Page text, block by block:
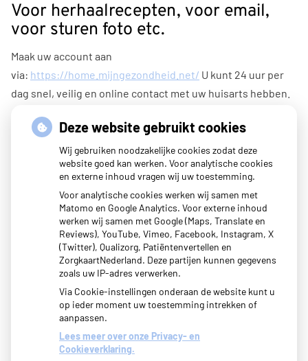
Voor herhaalrecepten, voor email,
voor sturen foto etc.
Maak uw account aan
via: https://home.mijngezondheid.net/ U kunt 24 uur per
dag snel, veilig en online contact met uw huisarts hebben.
U kunt online afspraken maken (tijdelijk niet i.v.m. corona),
vragen stellen, herhaalrecepten bestellen en labuitslagen
inzien. Daarnaast is het ook mogelijk om een samenvatting
in te zien van uw medisch dossier.
Met uw eigen account logt u veilig in en hoeft u niet elke
keer opnieuw uw gegevens in te voeren.
Deze website gebruikt cookies
Wij gebruiken noodzakelijke cookies zodat deze
website goed kan werken. Voor analytische cookies
en externe inhoud vragen wij uw toestemming.
Voor analytische cookies werken wij samen met
Matomo en Google Analytics. Voor externe inhoud
werken wij samen met Google (Maps, Translate en
Reviews), YouTube, Vimeo, Facebook, Instagram, X
(Twitter), Qualizorg, Patiëntenvertellen en
ZorgkaartNederland. Deze partijen kunnen gegevens
zoals uw IP-adres verwerken.
Via Cookie-instellingen onderaan de website kunt u
op ieder moment uw toestemming intrekken of
aanpassen.
Lees meer over onze Privacy- en
Cookieverklaring.